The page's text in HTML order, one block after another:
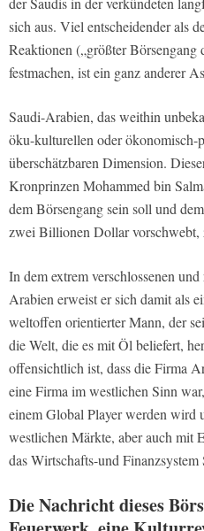
sich aus. Viel entscheidender als
Reaktionen („größter
festmachen, ist ein ganz anderer
Saudi-Arabien, das weithin
öku-kulturellen oder ökonomisch-
überschätzbaren Dimension.
Kronprinzen Mohammed bin
dem Börsengang sein soll und
zwei Billionen Dollar vorschwebt,
In dem extrem verschlossenen
Arabien erweist er sich damit als
weltoffen orientierter Mann, der
die Welt, die es mit Öl beliefert,
offensichtlich ist, dass die Firma
eine Firma im westlichen Sinn
einem Global Player werden wird
westlichen Märkte, aber auch mit
das Wirtschafts-und
Die Nachricht dieses